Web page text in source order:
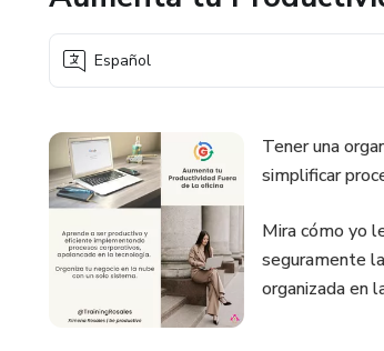
Español
Tener una
simplificar
Mira cómo yo
seguramente
organizada en